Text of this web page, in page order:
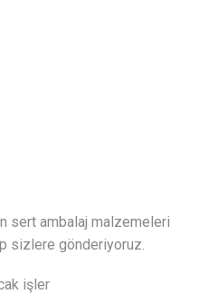
sert ambalaj malzemeleri
sizlere gönderiyoruz.
işler